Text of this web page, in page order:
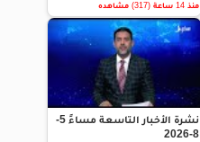
منذ 14 ساعة (317) مشاهده
نشرة الأخبار التاسعة مساءً 5-
8-2026